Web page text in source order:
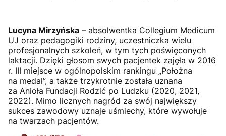
Lucyna Mirzyńska – absolwentka Collegium Medicum
UJ oraz pedagogiki rodziny, uczestniczka wielu
profesjonalnych szkoleń, w tym tych poświęconych
laktacji. Dzięki głosom swych pacjentek zajęła w 2016
r. III miejsce w ogólnopolskim rankingu „Położna
na medal”, a także trzykrotnie została uznana
za Anioła Fundacji Rodzić po Ludzku (2020, 2021,
2022). Mimo licznych nagród za swój największy
sukces zawodowy uznaje uśmiechy, które wywołuje
na twarzach pacjentów.